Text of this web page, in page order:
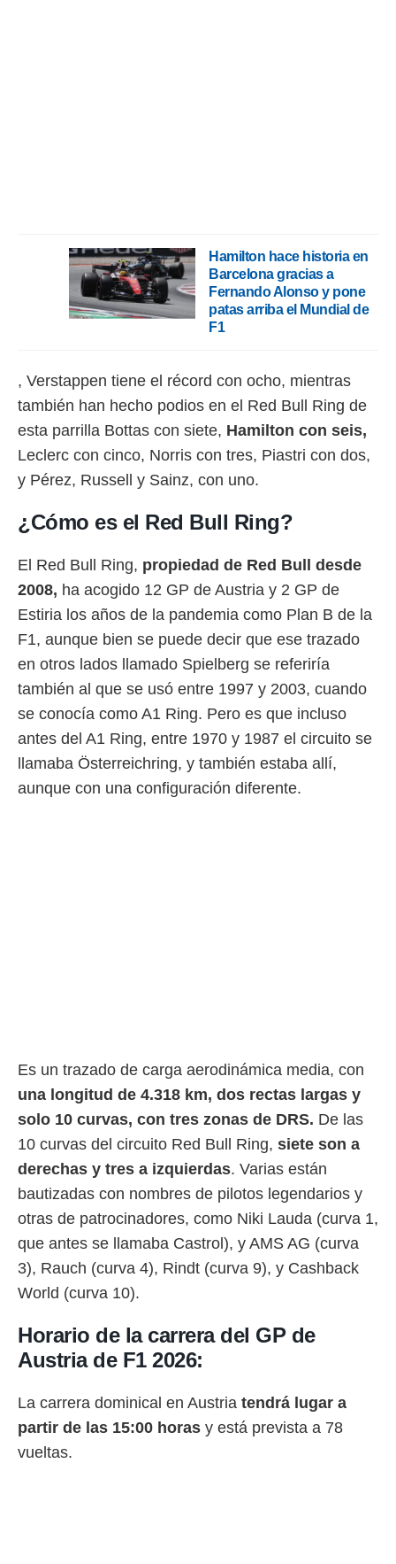
u
datos
momento
en
en
de
o acceder
datos
perfiles
utilizar
de
de
de
uso de
con el
e
mediante
publicidad
de
1199
Hamilton hace historia en
Barcelona gracias a
Fernando Alonso y pone
patas arriba el Mundial de
F1
, Verstappen tiene el récord con ocho, mientras
también han hecho podios en el Red Bull Ring de
esta parrilla Bottas con siete, Hamilton con seis,
Leclerc con cinco, Norris con tres, Piastri con dos,
y Pérez, Russell y Sainz, con uno.
¿Cómo es el Red Bull Ring?
El Red Bull Ring, propiedad de Red Bull desde
2008, ha acogido 12 GP de Austria y 2 GP de
Estiria los años de la pandemia como Plan B de la
F1, aunque bien se puede decir que ese trazado
en otros lados llamado Spielberg se referiría
también al que se usó entre 1997 y 2003, cuando
se conocía como A1 Ring. Pero es que incluso
antes del A1 Ring, entre 1970 y 1987 el circuito se
llamaba Österreichring, y también estaba allí,
aunque con una configuración diferente.
Es un trazado de carga aerodinámica media, con
una longitud de 4.318 km, dos rectas largas y
solo 10 curvas, con tres zonas de DRS. De las
10 curvas del circuito Red Bull Ring, siete son a
derechas y tres a izquierdas. Varias están
bautizadas con nombres de pilotos legendarios y
otras de patrocinadores, como Niki Lauda (curva 1,
que antes se llamaba Castrol), y AMS AG (curva
3), Rauch (curva 4), Rindt (curva 9), y Cashback
World (curva 10).
Horario de la carrera del GP de
Austria de F1 2026:
La carrera dominical en Austria tendrá lugar a
partir de las 15:00 horas y está prevista a 78
vueltas.